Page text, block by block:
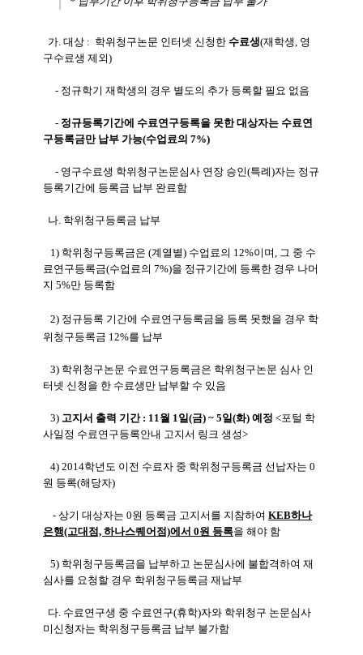
가. 대상 : 학위청구논문 인터넷 신청한 수료생(재학생, 영
구수료생 제외)
- 정규학기 재학생의 경우 별도의 추가 등록할 필요 없음
- 정규등록기간에 수료연구등록을 못한 대상자는 수료연
구등록금만 납부 가능(수업료의 7%)
- 영구수료생 학위청구논문심사 연장 승인(특례)자는 정규
등록기간에 등록금 납부 완료함
나. 학위청구등록금 납부
1) 학위청구등록금은 (계열별) 수업료의 12%이며, 그 중 수
료연구등록금(수업료의 7%)을 정규기간에 등록한 경우 나머
지 5%만 등록함
2) 정규등록 기간에 수료연구등록금을 등록 못했을 경우 학
위청구등록금 12%를 납부
3) 학위청구논문 수료연구등록금은 학위청구논문 심사 인
터넷 신청을 한 수료생만 납부할 수 있음
3) 고지서 출력 기간 : 11월 1일(금) ~ 5일(화) 예정 <포털 학
사일정 수료연구등록안내 고지서 링크 생성>
4) 2014학년도 이전 수료자 중 학위청구등록금 선납자는 0
원 등록(해당자)
- 상기 대상자는 0원 등록금 고지서를 지참하여 KEB하나
은행(고대점, 하나스퀘어점)에서 0원 등록을 해야 함
5) 학위청구등록금을 납부하고 논문심사에 불합격하여 재
심사를 요청할 경우 학위청구등록금 재납부
다. 수료연구생 중 수료연구(휴학)자와 학위청구 논문심사
미신청자는 학위청구등록금 납부 불가함